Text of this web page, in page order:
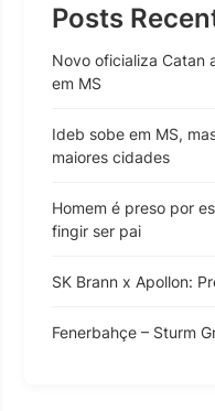
Posts
Novo oficializa Catan
em MS
Ideb sobe em MS,
maiores cidades
Homem é preso por
fingir ser pai
SK Brann x Apollon:
Fenerbahçe – Sturm